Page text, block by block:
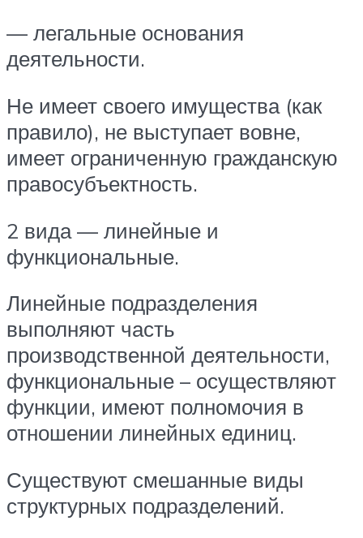
— легальные основания
деятельности.
Не имеет своего имущества (как
правило), не выступает вовне,
имеет ограниченную гражданскую
правосубъектность.
2 вида — линейные и
функциональные.
Линейные подразделения
выполняют часть
производственной деятельности,
функциональные – осуществляют
функции, имеют полномочия в
отношении линейных единиц.
Существуют смешанные виды
структурных подразделений.